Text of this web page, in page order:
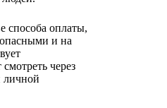
способа оплаты,
и на
через
личной